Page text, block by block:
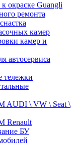
окраске Guangli
ремонта
камер
камер и
автосервиса
тележки
AUDI \ VW \ Seat \
Renault
БУ